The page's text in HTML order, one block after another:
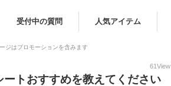
受付中の質問 人気アイテム
ジはプロモーションを含みます
61View
トおすすめを教えてください